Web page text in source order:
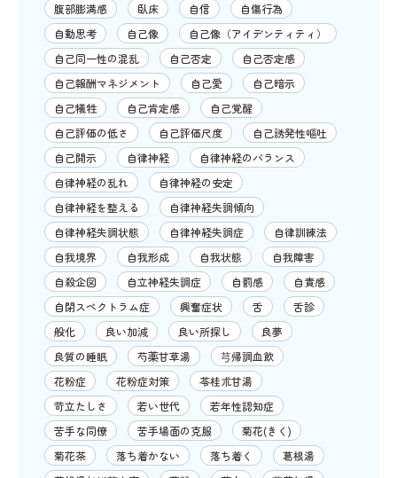
腹部膨満感
臥床 自信
自傷行為
自動思考
自己像
自己像（アイデンティティ）
自己同一性の混乱
自己否定
自己否定感
自己報酬マネジメント
自己愛
自己暗示
自己犠牲
自己肯定感
自己覚醒
自己評価の低さ
自己評価尺度
自己誘発性嘔吐
自己開示
自律神経
自律神経のバランス
自律神経の乱れ
自律神経の安定
自律神経を整える
自律神経失調傾向
自律神経失調状態
自律神経失調症
自律訓練法
自我境界
自我形成 自我状態
自我障害
自殺企図
自立神経失調症 自罰感
自責感
自閉スペクトラム症
興奮症状 舌
舌診
般化
良い加減 良い所探し
良夢
良質の睡眠
芍薬甘草湯
芎帰調血飲
花粉症
花粉症対策
苓桂朮甘湯
苛立たしさ
若い世代
若年性認知症
苦手な同僚
苦手場面の克服
菊花(きく)
菊花茶
落ち着かない 落ち着く
葛根湯